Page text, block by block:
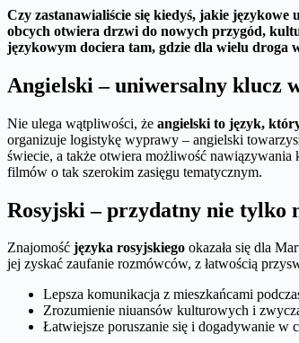
Czy zastanawialiście się kiedyś, jakie
obcych otwiera drzwi do nowych przygód,
językowym dociera tam, gdzie dla wielu droga
Angielski – uniwersalny klucz
Nie ulega wątpliwości, że angielski to język,
organizuje logistykę wyprawy – angielski
świecie, a także otwiera możliwość nawiązywania
filmów o tak szerokim zasięgu tematycznym.
Rosyjski – przydatny nie tylko
Znajomość języka rosyjskiego okazała się dla
jej zyskać zaufanie rozmówców, z łatwością
Lepsza komunikacja z mieszkańcami
Zrozumienie niuansów kulturowych i
Łatwiejsze poruszanie się i dogadywanie w